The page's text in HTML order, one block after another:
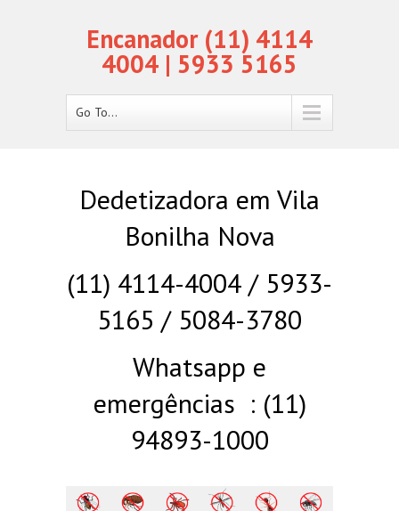
Encanador (11) 4114
4004 | 5933 5165
Go To...
Dedetizadora em Vila
Bonilha Nova
(11) 4114-4004 / 5933-
5165 / 5084-3780
Whatsapp e
emergências : (11)
94893-1000